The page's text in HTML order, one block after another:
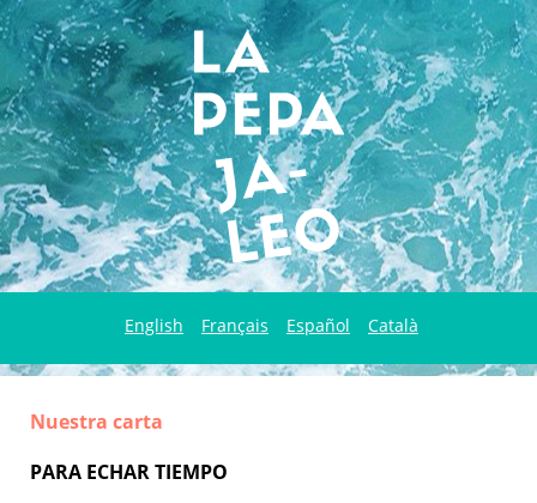
English Français Español Català
Nuestra carta
PARA ECHAR TIEMPO